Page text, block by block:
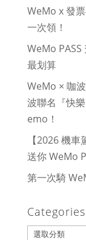
WeMo x 發
一次領！
WeMo PASS
最划算
WeMo × 咖
波聯名『快
emo！
【2026 機
送你 WeMo
第一次騎
Categories
Categories